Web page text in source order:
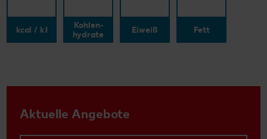
kcal / kJ
Kohlen-
hydrate
Eiweiß Fett
Aktuelle Angebote